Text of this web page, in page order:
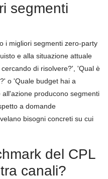
segmenti
i migliori segmenti zero-party
e alla situazione attuale
di risolvere?', 'Qual è
o 'Quale budget hai a
producono segmenti
a domande
bisogni concreti su cui
del CPL
canali?